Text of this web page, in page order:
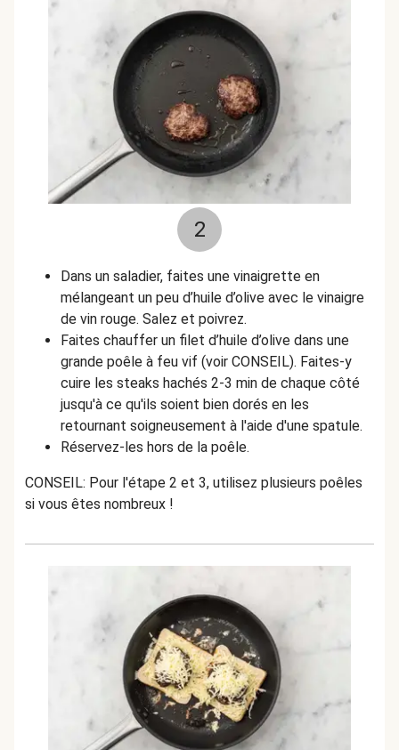
2
Dans un saladier, faites une vinaigrette en
mélangeant un peu d’huile d’olive avec le vinaigre
de vin rouge. Salez et poivrez.
Faites chauffer un filet d’huile d’olive dans une
grande poêle à feu vif (voir CONSEIL). Faites-y
cuire les steaks hachés 2-3 min de chaque côté
jusqu'à ce qu'ils soient bien dorés en les
retournant soigneusement à l'aide d'une spatule.
Réservez-les hors de la poêle.
CONSEIL: Pour l'étape 2 et 3, utilisez plusieurs poêles
si vous êtes nombreux !